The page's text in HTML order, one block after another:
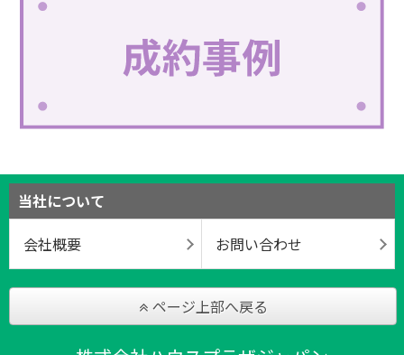
当社について
会社概要
お問い合わせ
ページ上部へ戻る